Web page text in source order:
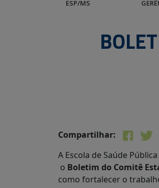
ESP/MS
Compartilhar:
A Escola de Saúde
o Boletim do Comitê
como fortalecer o